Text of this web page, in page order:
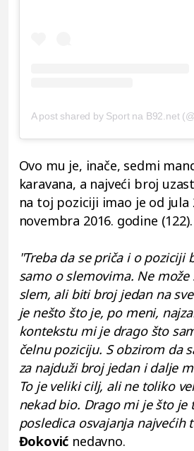
Ovo mu je, inače, sedmi
karavana, a najveći broj
na toj poziciji imao je od jula
novembra 2016. godine (122).
"Treba da se priča i o poziciji
samo o slemovima. Ne može
slem, ali biti broj jedan na
je nešto što je, po meni,
kontekstu mi je drago što
čelnu poziciju. S obzirom da
za najduži broj jedan i dalje
To je veliki cilj, ali ne toliko
nekad bio. Drago mi je što je
posledica osvajanja najvećih
Đoković nedavno.